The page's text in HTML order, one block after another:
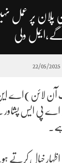
پلان پر عمل
ولی
22/05/2025
آن لائن)اے
پی ایس پشاور
خیال کرتے